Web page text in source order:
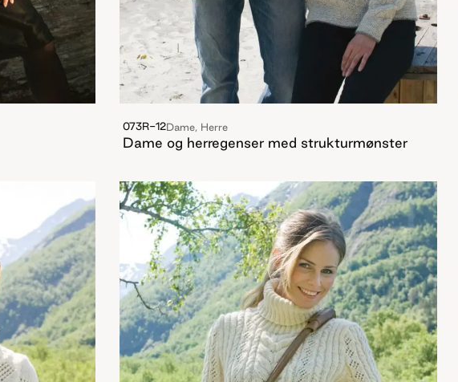
073R-12Dame, Herre
Dame og herregenser med strukturmønster